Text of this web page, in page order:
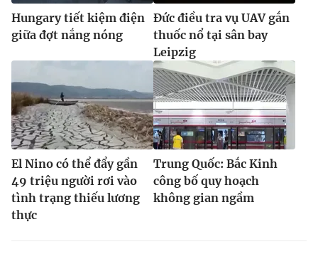
Hungary tiết kiệm điện
giữa đợt nắng nóng
Đức điều tra vụ UAV gắn
thuốc nổ tại sân bay
Leipzig
El Nino có thể đẩy gần
49 triệu người rơi vào
tình trạng thiếu lương
thực
Trung Quốc: Bắc Kinh
công bố quy hoạch
không gian ngầm